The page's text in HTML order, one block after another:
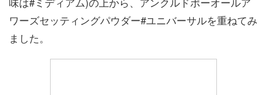
ワーズセッティングパウダー#ユニバーサルを重ねてみ
ました。